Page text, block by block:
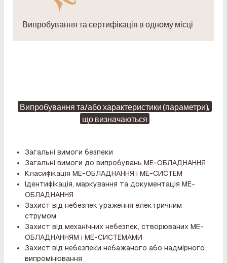
Випробування та сертифікація в одному місці
Випробування та/або характеристики (параметри),
що визначаються
Загальні вимоги безпеки
Загальні вимоги до випробувань ME-ОБЛАДНАННЯ
Класифікація ME-ОБЛАДНАННЯ і ME-СИСТЕМ
Ідентифікація, маркування та документація ME-
ОБЛАДНАННЯ
Захист від небезпек ураження електричним
струмом
Захист від механічних небезпек, створюваних ME-
ОБЛАДНАННЯМ і ME-СИСТЕМАМИ
Захист від небезпеки небажаного або надмірного
випромінювання